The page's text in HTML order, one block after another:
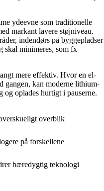
ydeevne som traditionelle
markant lavere støjniveau.
indendørs på byggepladser
skal minimeres, som fx
mere effektiv. Hvor en el-
gangen, kan moderne lithium-
og oplades hurtigt i pauserne.
overblik
på forskellene
bæredygtig teknologi